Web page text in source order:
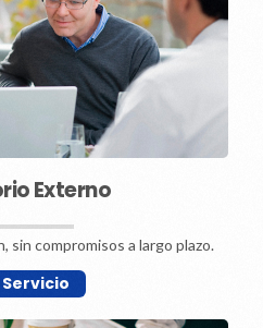
Externo
sin compromisos a largo plazo.